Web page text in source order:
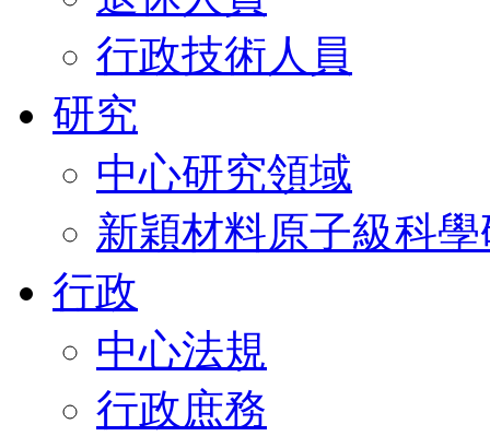
行政技術人員
研究
中心研究領域
新穎材料原子級科
行政
中心法規
行政庶務